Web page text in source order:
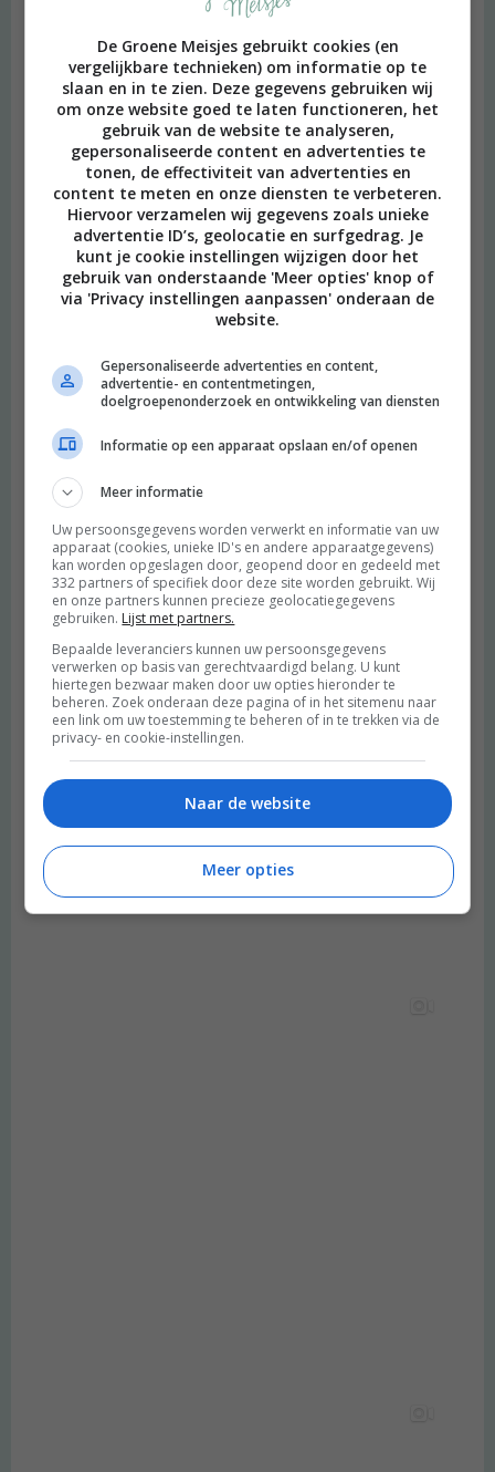
De Groene Meisjes gebruikt cookies (en
vergelijkbare technieken) om informatie op te
slaan en in te zien. Deze gegevens gebruiken wij
om onze website goed te laten functioneren, het
gebruik van de website te analyseren,
gepersonaliseerde content en advertenties te
tonen, de effectiviteit van advertenties en
content te meten en onze diensten te verbeteren.
Hiervoor verzamelen wij gegevens zoals unieke
advertentie ID’s, geolocatie en surfgedrag. Je
kunt je cookie instellingen wijzigen door het
gebruik van onderstaande 'Meer opties' knop of
via 'Privacy instellingen aanpassen' onderaan de
website.
Gepersonaliseerde advertenties en content,
advertentie- en contentmetingen,
doelgroepenonderzoek en ontwikkeling van diensten
Informatie op een apparaat opslaan en/of openen
Meer informatie
Uw persoonsgegevens worden verwerkt en informatie van uw
apparaat (cookies, unieke ID's en andere apparaatgegevens)
kan worden opgeslagen door, geopend door en gedeeld met
332 partners of specifiek door deze site worden gebruikt. Wij
en onze partners kunnen precieze geolocatiegegevens
gebruiken. Lijst met partners.
Bepaalde leveranciers kunnen uw persoonsgegevens
verwerken op basis van gerechtvaardigd belang. U kunt
hiertegen bezwaar maken door uw opties hieronder te
beheren. Zoek onderaan deze pagina of in het sitemenu naar
een link om uw toestemming te beheren of in te trekken via de
privacy- en cookie-instellingen.
Naar de website
Meer opties